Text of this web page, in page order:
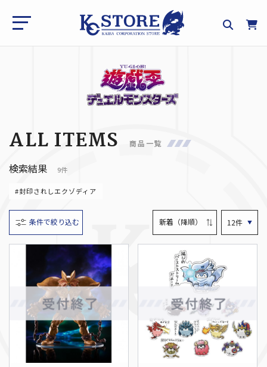
ALL ITEMS 商品一覧
検索結果 9件
#封印されしエクゾディア
条件で絞り込む